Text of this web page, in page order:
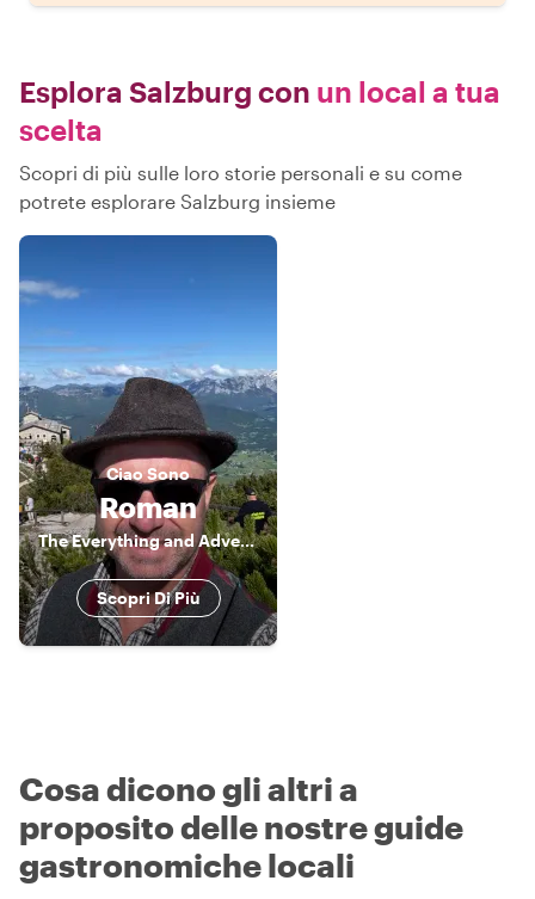
Esplora Salzburg con un local a tua
scelta
Scopri di più sulle loro storie personali e su come
potrete esplorare Salzburg insieme
CiaoSono
Roman
The Everything and Adventurous Guide
Scopri Di Più
Cosa dicono gli altri a
proposito delle nostre guide
gastronomiche locali